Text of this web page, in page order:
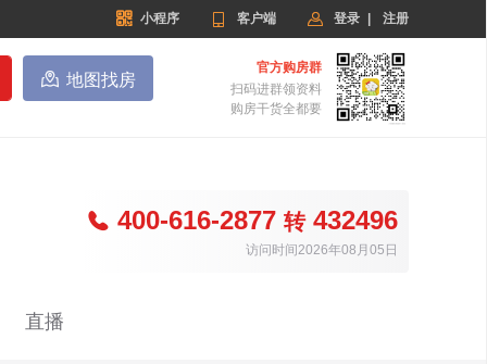
 小程序  客户端  登录 注册
 地图找房
官方购房群
扫码进群领资料
购房干货全都要
 400-616-2877 转432496
访问时间2026年08月05日
直播